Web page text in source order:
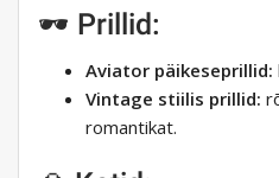
🕶️ Prillid:
Aviator päikeseprillid:
Vintage stiilis prillid:
romantikat.